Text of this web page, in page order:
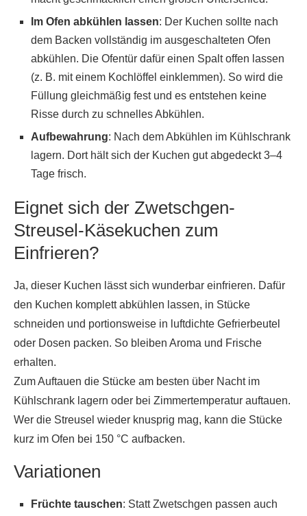
Im Ofen abkühlen lassen: Der Kuchen sollte nach
dem Backen vollständig im ausgeschalteten Ofen
abkühlen. Die Ofentür dafür einen Spalt offen lassen
(z. B. mit einem Kochlöffel einklemmen). So wird die
Füllung gleichmäßig fest und es entstehen keine
Risse durch zu schnelles Abkühlen.
Aufbewahrung: Nach dem Abkühlen im Kühlschrank
lagern. Dort hält sich der Kuchen gut abgedeckt 3–4
Tage frisch.
Eignet sich der Zwetschgen-
Streusel-Käsekuchen zum
Einfrieren?
Ja, dieser Kuchen lässt sich wunderbar einfrieren. Dafür
den Kuchen komplett abkühlen lassen, in Stücke
schneiden und portionsweise in luftdichte Gefrierbeutel
oder Dosen packen. So bleiben Aroma und Frische
erhalten.
Zum Auftauen die Stücke am besten über Nacht im
Kühlschrank lagern oder bei Zimmertemperatur auftauen.
Wer die Streusel wieder knusprig mag, kann die Stücke
kurz im Ofen bei 150 °C aufbacken.
Variationen
Früchte tauschen: Statt Zwetschgen passen auch